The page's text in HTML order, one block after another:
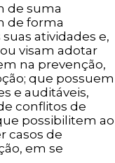
de suma
de forma
atividades e,
visam adotar
na prevenção,
que possuem
e auditáveis,
conflitos de
possibilitem ao
casos de
em se